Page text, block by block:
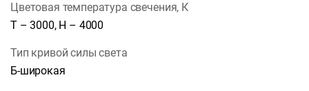
Цветовая температура свечения, К
Т – 3000, Н – 4000
Тип кривой силы света
Б-широкая